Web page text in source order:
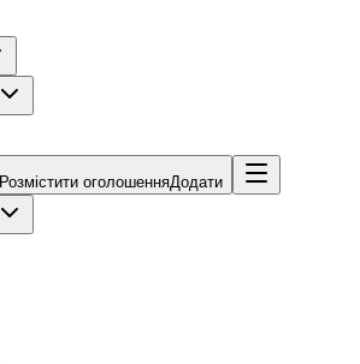
Розмістити оголошенняДодати